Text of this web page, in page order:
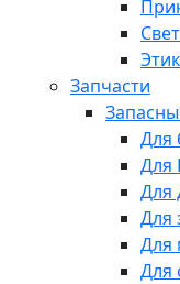
Запчасти
Для
Для
Для
Для
Для
Для